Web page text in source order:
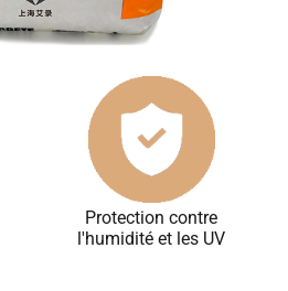
Protection contre
l'humidité et les UV